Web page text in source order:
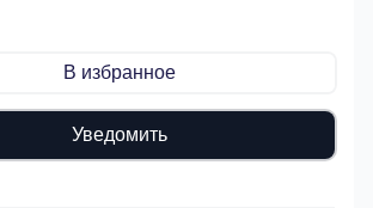
В избранное
Уведомить